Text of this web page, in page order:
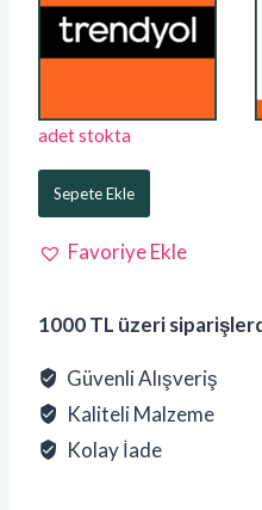
adet stokta
Sepete Ekle
Favoriye Ekle
1000 TL üzeri
Güvenli Alışveriş
Kaliteli Malzeme
Kolay İade